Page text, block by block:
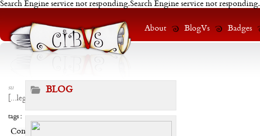
Search Engine service not responding.Search Engine service not responding.
About BlogVs Badges
su
...leggi
tags :
Condividi:
BLOG